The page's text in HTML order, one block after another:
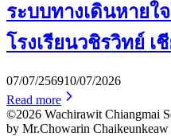
ระบบทางเดินหายใ
โรงเรียนวชิรวิทย์ เ
07/07/256910/07/2026
Read more
©2026 Wachirawit Chiangmai
by Mr.Chowarin Chaikeunkeaw